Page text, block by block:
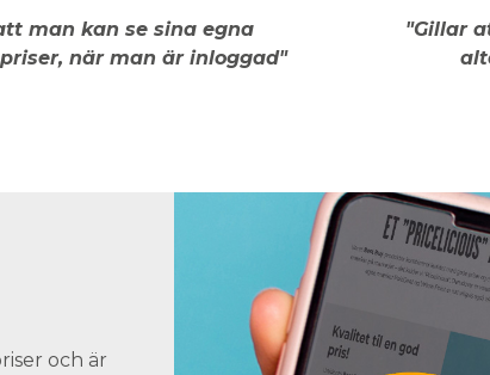
man kan se sina egna
när man är inloggad"
"Gillar
och är